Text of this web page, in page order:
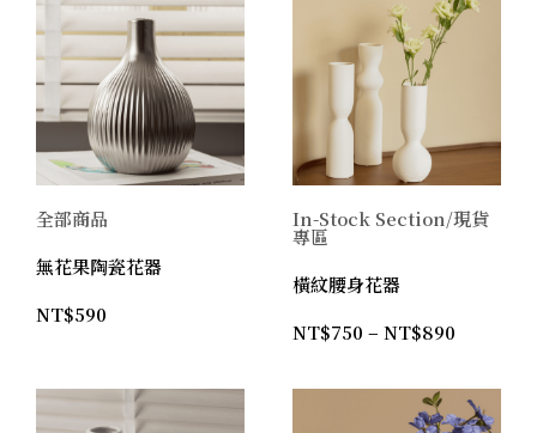
全部商品
無花果陶瓷花器
NT$590
In-Stock Section/現貨
專區
橫紋腰身花器
NT$750 – NT$890